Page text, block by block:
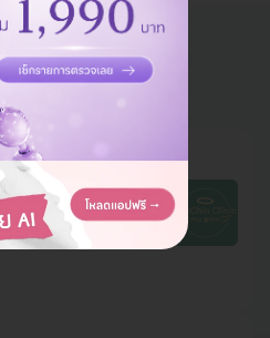
แร้ (Armpit Hair
ครั้ง ด้วย Diode
รม)